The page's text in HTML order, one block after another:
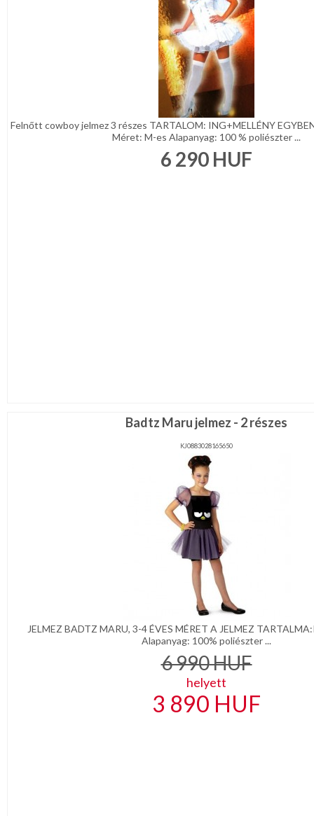
Felnőtt cowboy jelmez 3 részes TARTALOM: ING+MELLÉNY
Méret: M-es Alapanyag: 100 % poliészter ...
6 290 HUF
Badtz Maru jelmez - 2 részes
KJ0883028165650
JELMEZ BADTZ MARU, 3-4 ÉVES MÉRET A JELMEZ
Alapanyag: 100% poliészter ...
6 990HUF
helyett
3 890 HUF